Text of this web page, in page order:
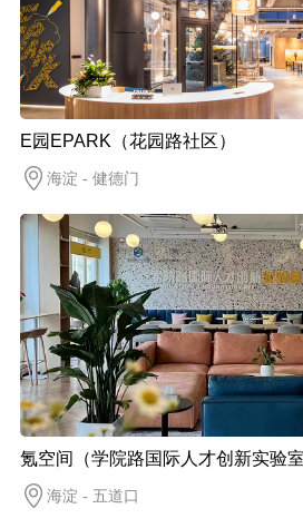
E园EPARK（花园路社区）
海淀 - 健德门
氪空间（学院路国际人才创新实验室
海淀 - 五道口